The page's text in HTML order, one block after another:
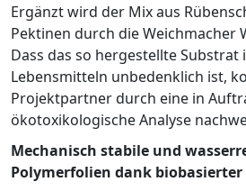
Ergänzt wird der Mix aus
Pektinen durch die Weichmacher
Dass das so hergestellte
Lebensmitteln unbedenklich ist,
Projektpartner durch eine in
ökotoxikologische Analyse
Mechanisch stabile und
Polymerfolien dank